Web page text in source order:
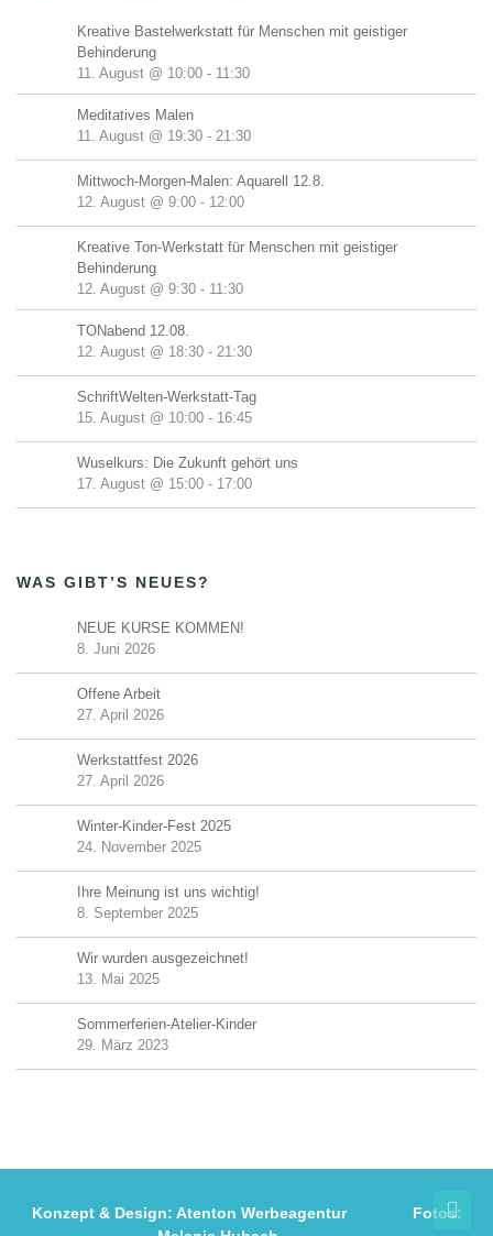
Kreative Bastelwerkstatt für Menschen mit geistiger
Behinderung
11. August @ 10:00 - 11:30
Meditatives Malen
11. August @ 19:30 - 21:30
Mittwoch-Morgen-Malen: Aquarell 12.8.
12. August @ 9:00 - 12:00
Kreative Ton-Werkstatt für Menschen mit geistiger
Behinderung
12. August @ 9:30 - 11:30
TONabend 12.08.
12. August @ 18:30 - 21:30
SchriftWelten-Werkstatt-Tag
15. August @ 10:00 - 16:45
Wuselkurs: Die Zukunft gehört uns
17. August @ 15:00 - 17:00
WAS GIBT’S NEUES?
NEUE KURSE KOMMEN!
8. Juni 2026
Offene Arbeit
27. April 2026
Werkstattfest 2026
27. April 2026
Winter-Kinder-Fest 2025
24. November 2025
Ihre Meinung ist uns wichtig!
8. September 2025
Wir wurden ausgezeichnet!
13. Mai 2025
Sommerferien-Atelier-Kinder
29. März 2023
Konzept & Design: Atenton WerbeagenturFotos: